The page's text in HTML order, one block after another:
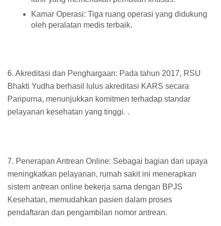
Kamar Operasi: Tiga ruang operasi yang didukung
oleh peralatan medis terbaik.
6. Akreditasi dan Penghargaan: Pada tahun 2017, RSU
Bhakti Yudha berhasil lulus akreditasi KARS secara
Paripurna, menunjukkan komitmen terhadap standar
pelayanan kesehatan yang tinggi. .
7. Penerapan Antrean Online: Sebagai bagian dari upaya
meningkatkan pelayanan, rumah sakit ini menerapkan
sistem antrean online bekerja sama dengan BPJS
Kesehatan, memudahkan pasien dalam proses
pendaftaran dan pengambilan nomor antrean.